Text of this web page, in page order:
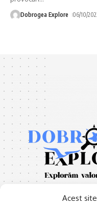
Acest
Dobrogea Explore 06/10/